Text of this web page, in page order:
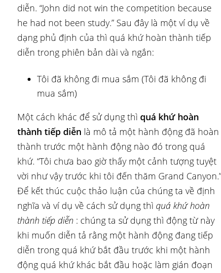
diễn. “John did not win the competition because
he had not been study.” Sau đây là một ví dụ về
dạng phủ định của thì quá khứ hoàn thành tiếp
diễn trong phiên bản dài và ngắn:
Tôi đã không đi mua sắm (Tôi đã không đi
mua sắm)
Một cách khác để sử dụng thì quá khứ hoàn
thành tiếp diễn là mô tả một hành động đã hoàn
thành trước một hành động nào đó trong quá
khứ. “Tôi chưa bao giờ thấy một cảnh tượng tuyệt
vời như vậy trước khi tôi đến thăm Grand Canyon.”
Để kết thúc cuộc thảo luận của chúng ta về định
nghĩa và ví dụ về cách sử dụng thì quá khứ hoàn
thành tiếp diễn : chúng ta sử dụng thì động từ này
khi muốn diễn tả rằng một hành động đang tiếp
diễn trong quá khứ bắt đầu trước khi một hành
động quá khứ khác bắt đầu hoặc làm gián đoạn